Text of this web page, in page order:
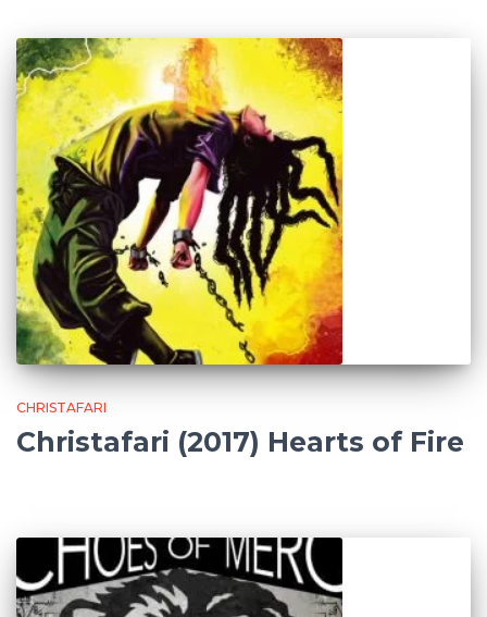
CHRISTAFARI
Christafari (2017) Hearts of Fire